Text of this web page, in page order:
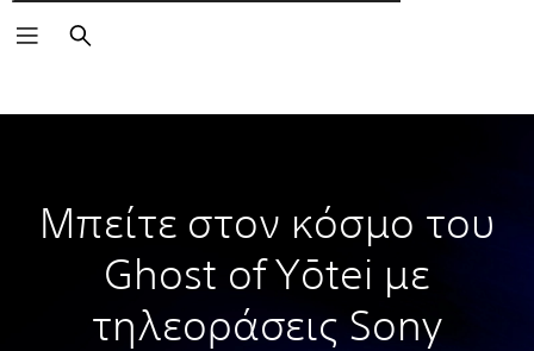
Αναζήτηση
Μπείτε στον κόσμο του
Ghost of Yōtei με
τηλεοράσεις Sony